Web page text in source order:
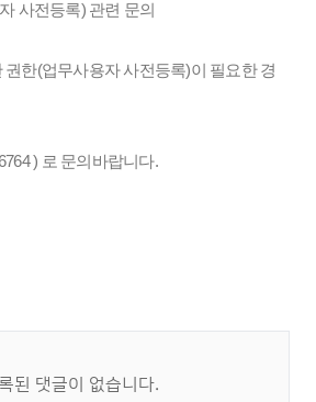
사전등록) 관련 문의
권한(업무사용자 사전등록)이 필요한 경
) 로 문의바랍니다.
된 댓글이 없습니다.